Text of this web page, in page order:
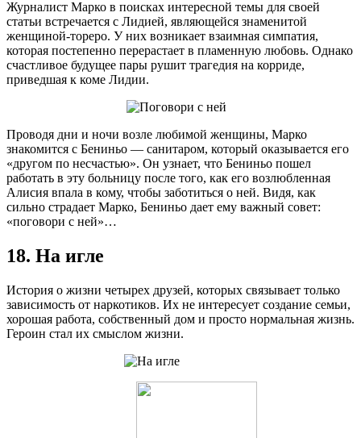
Журналист Марко в поисках интересной темы для своей
статьи встречается с Лидией, являющейся знаменитой
женщиной-тореро. У них возникает взаимная симпатия,
которая постепенно перерастает в пламенную любовь. Однако
счастливое будущее пары рушит трагедия на корриде,
приведшая к коме Лидии.
Проводя дни и ночи возле любимой женщины, Марко
знакомится с Бениньо — санитаром, который оказывается его
«другом по несчастью». Он узнает, что Бениньо пошел
работать в эту больницу после того, как его возлюбленная
Алисия впала в кому, чтобы заботиться о ней. Видя, как
сильно страдает Марко, Бениньо дает ему важный совет:
«поговори с ней»…
18. На игле
История о жизни четырех друзей, которых связывает только
зависимость от наркотиков. Их не интересует создание семьи,
хорошая работа, собственный дом и просто нормальная жизнь.
Героин стал их смыслом жизни.